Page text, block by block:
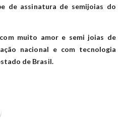
de assinatura de semijoias do
muito amor e semi joias de
nacional e com tecnologia
de Brasil.